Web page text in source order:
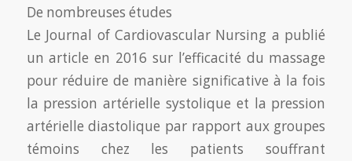
De nombreuses études
Le Journal of Cardiovascular Nursing a publié
un article en 2016 sur l’efficacité du massage
pour réduire de manière significative à la fois
la pression artérielle systolique et la pression
artérielle diastolique par rapport aux groupes
témoins chez les patients souffrant